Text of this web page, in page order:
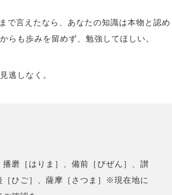
言えたなら、あなたの知識は本物と認め
らも歩みを留めず、勉強してほしい。
逃しなく。
磨［はりま］、備前［びぜん］、讃
ひご］、薩摩［さつま］※現在地に